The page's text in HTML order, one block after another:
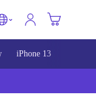
iPhone 13